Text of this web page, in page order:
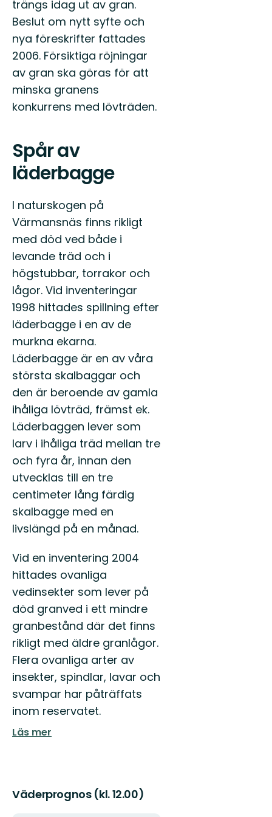
trängs idag ut av gran.
Beslut om nytt syfte och
nya föreskrifter fattades
2006. Försiktiga röjningar
av gran ska göras för att
minska granens
konkurrens med lövträden.
Spår av
läderbagge
I naturskogen på
Värmansnäs finns rikligt
med död ved både i
levande träd och i
högstubbar, torrakor och
lågor. Vid inventeringar
1998 hittades spillning efter
läderbagge i en av de
murkna ekarna.
Läderbagge är en av våra
största skalbaggar och
den är beroende av gamla
ihåliga lövträd, främst ek.
Läderbaggen lever som
larv i ihåliga träd mellan tre
och fyra år, innan den
utvecklas till en tre
centimeter lång färdig
skalbagge med en
livslängd på en månad.
Vid en inventering 2004
hittades ovanliga
vedinsekter som lever på
död granved i ett mindre
granbestånd där det finns
rikligt med äldre granlågor.
Flera ovanliga arter av
insekter, spindlar, lavar och
svampar har påträffats
inom reservatet.
Läs mer
Väderprognos (kl. 12.00)